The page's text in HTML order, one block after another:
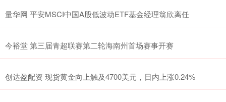
量华网 平安MSCI中国A股低波动ETF基金经理翁欣离任
今裕堂 第三届青超联赛第二轮海南州首场赛事开赛
创达盈配资 现货黄金向上触及4700美元，日内上涨0.24%